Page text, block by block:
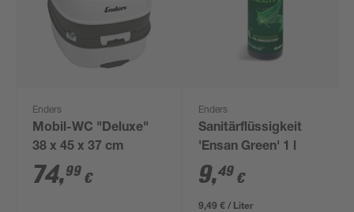
Enders
Mobil-WC "Deluxe"
38 x 45 x 37 cm
74,99 €
Enders
Sanitärflüssigkeit
'Ensan Green' 1 l
9,49 €
9,49 € / Liter